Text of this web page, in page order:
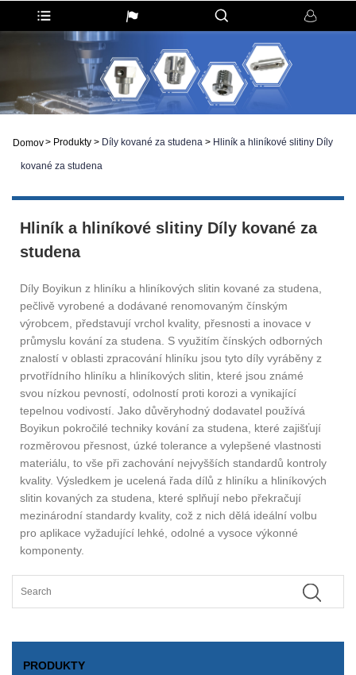
Domov> Produkty > Díly kované za studena > Hliník a hliníkové slitiny Díly
kované za studena
Hliník a hliníkové slitiny Díly kované za
studena
Díly Boyikun z hliníku a hliníkových slitin kované za studena,
pečlivě vyrobené a dodávané renomovaným čínským
výrobcem, představují vrchol kvality, přesnosti a inovace v
průmyslu kování za studena. S využitím čínských odborných
znalostí v oblasti zpracování hliníku jsou tyto díly vyráběny z
prvotřídního hliníku a hliníkových slitin, které jsou známé
svou nízkou pevností, odolností proti korozi a vynikající
tepelnou vodivostí. Jako důvěryhodný dodavatel používá
Boyikun pokročilé techniky kování za studena, které zajišťují
rozměrovou přesnost, úzké tolerance a vylepšené vlastnosti
materiálu, to vše při zachování nejvyšších standardů kontroly
kvality. Výsledkem je ucelená řada dílů z hliníku a hliníkových
slitin kovaných za studena, které splňují nebo překračují
mezinárodní standardy kvality, což z nich dělá ideální volbu
pro aplikace vyžadující lehké, odolné a vysoce výkonné
komponenty.
PRODUKTY